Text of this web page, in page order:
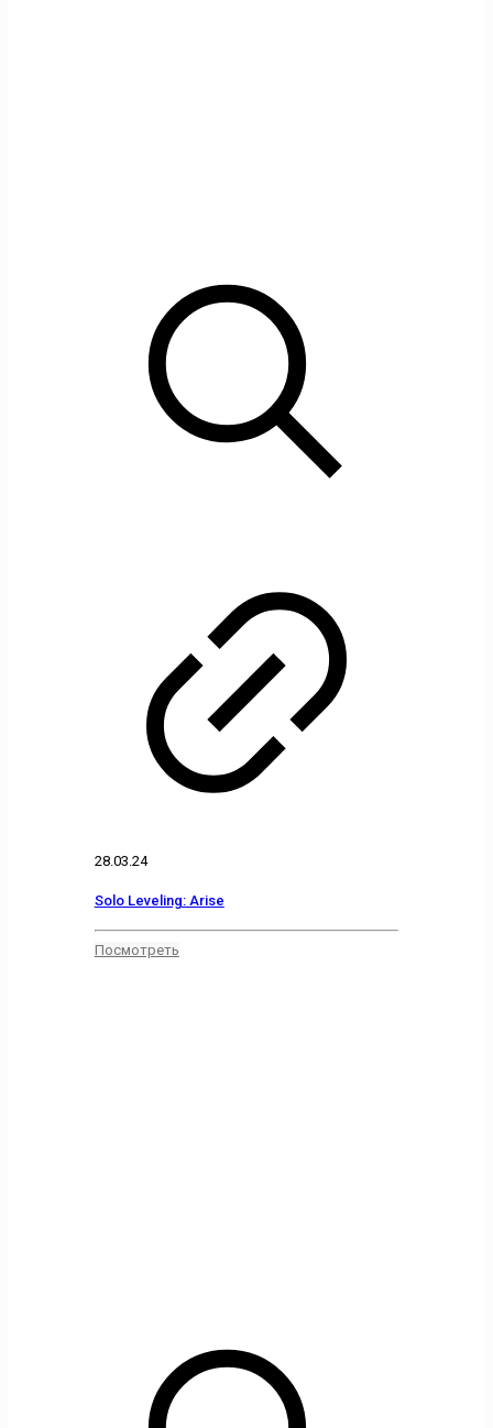
28.03.24
Solo Leveling: Arise
Посмотреть